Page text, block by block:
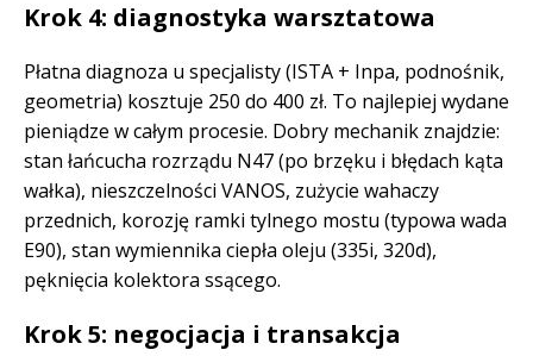
Krok 4: diagnostyka warsztatowa
Płatna diagnoza u specjalisty (ISTA + Inpa, podnośnik,
geometria) kosztuje 250 do 400 zł. To najlepiej wydane
pieniądze w całym procesie. Dobry mechanik znajdzie:
stan łańcucha rozrządu N47 (po brzęku i błędach kąta
wałka), nieszczelności VANOS, zużycie wahaczy
przednich, korozję ramki tylnego mostu (typowa wada
E90), stan wymiennika ciepła oleju (335i, 320d),
pęknięcia kolektora ssącego.
Krok 5: negocjacja i transakcja